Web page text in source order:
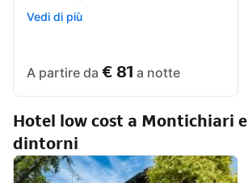
Recensione
Struttura molto accogliente e pulita.
Vedi di più
A partire da € 81 a notte
Hotel low cost a Montichiari e
dintorni